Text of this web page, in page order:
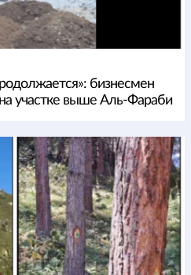
бизнесмен
участке выше Аль-Фараби